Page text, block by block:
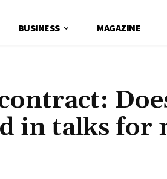
BUSINESS MAGAZINE
in talks for